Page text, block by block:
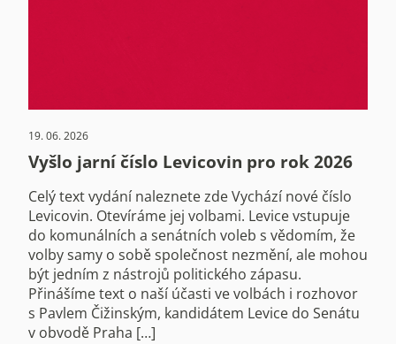
19. 06. 2026
Vyšlo jarní číslo Levicovin pro rok 2026
Celý text vydání naleznete zde Vychází nové číslo
Levicovin. Otevíráme jej volbami. Levice vstupuje
do komunálních a senátních voleb s vědomím, že
volby samy o sobě společnost nezmění, ale mohou
být jedním z nástrojů politického zápasu.
Přinášíme text o naší účasti ve volbách i rozhovor
s Pavlem Čižinským, kandidátem Levice do Senátu
v obvodě Praha […]